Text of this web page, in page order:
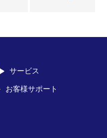
サービス
お客様サポート